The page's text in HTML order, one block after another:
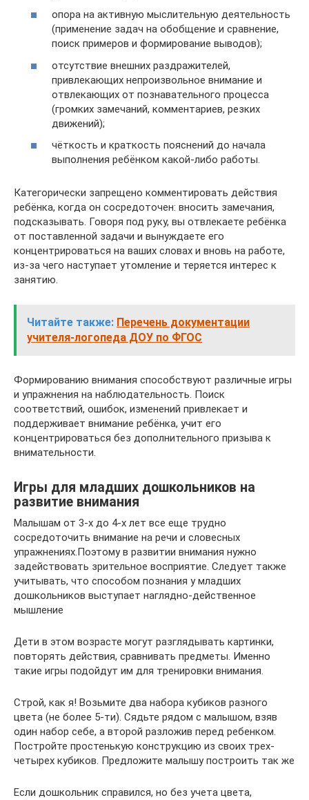
опора на активную мыслительную деятельность
(применение задач на обобщение и сравнение,
поиск примеров и формирование выводов);
отсутствие внешних раздражителей,
привлекающих непроизвольное внимание и
отвлекающих от познавательного процесса
(громких замечаний, комментариев, резких
движений);
чёткость и краткость пояснений до начала
выполнения ребёнком какой-либо работы.
Категорически запрещено комментировать действия
ребёнка, когда он сосредоточен: вносить замечания,
подсказывать. Говоря под руку, вы отвлекаете ребёнка
от поставленной задачи и вынуждаете его
концентрироваться на ваших словах и вновь на работе,
из-за чего наступает утомление и теряется интерес к
занятию.
Читайте также: Перечень документации
учителя-логопеда ДОУ по ФГОС
Формированию внимания способствуют различные игры
и упражнения на наблюдательность. Поиск
соответствий, ошибок, изменений привлекает и
поддерживает внимание ребёнка, учит его
концентрироваться без дополнительного призыва к
внимательности.
Игры для младших дошкольников на
развитие внимания
Малышам от 3-х до 4-х лет все еще трудно
сосредоточить внимание на речи и словесных
упражнениях.Поэтому в развитии внимания нужно
задействовать зрительное восприятие. Следует также
учитывать, что способом познания у младших
дошкольников выступает наглядно-действенное
мышление
Дети в этом возрасте могут разглядывать картинки,
повторять действия, сравнивать предметы. Именно
такие игры подойдут им для тренировки внимания.
Строй, как я! Возьмите два набора кубиков разного
цвета (не более 5-ти). Сядьте рядом с малышом, взяв
один набор себе, а второй разложив перед ребенком.
Постройте простенькую конструкцию из своих трех-
четырех кубиков. Предложите малышу построить так же
Если дошкольник справился, но без учета цвета,